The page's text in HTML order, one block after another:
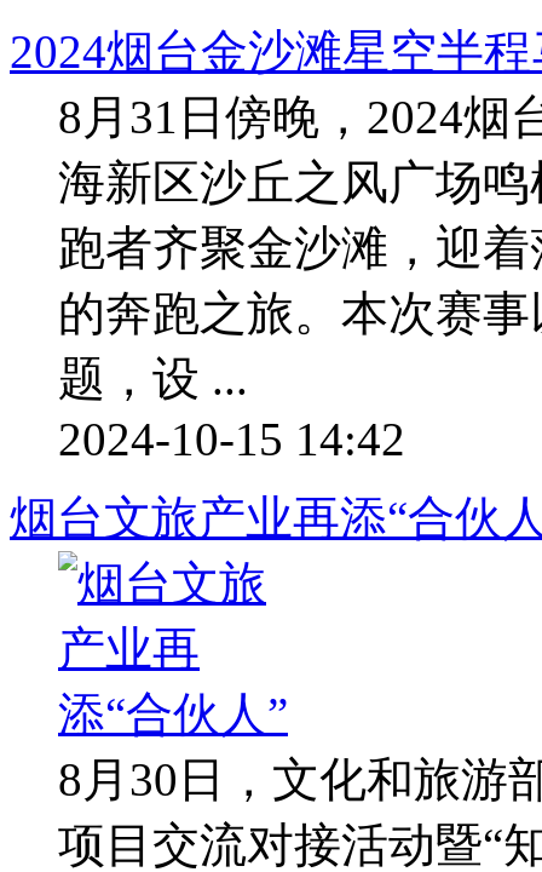
2024烟台金沙滩星空半
8月31日傍晚，2024烟
海新区沙丘之风广场
跑者齐聚金沙滩，迎
的奔跑之旅。本次赛
题，设 ...
2024-10-15 14:42
烟台文旅产业再添“合伙
8月30日，文化和旅游
项目交流对接活动暨“